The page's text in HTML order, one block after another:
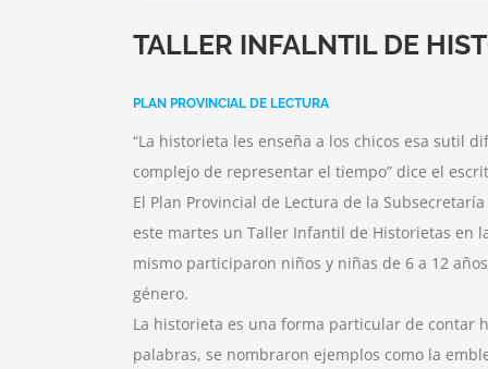
TALLER INFALNTIL DE
PLAN PROVINCIAL DE LECTURA
“La historieta les enseña a los chicos esa sutil
complejo de representar el tiempo” dice el
El Plan Provincial de Lectura de la
este martes un Taller Infantil de Historietas en
mismo participaron niños y niñas de 6 a 12
género.
La historieta es una forma particular de contar
palabras, se nombraron ejemplos como la